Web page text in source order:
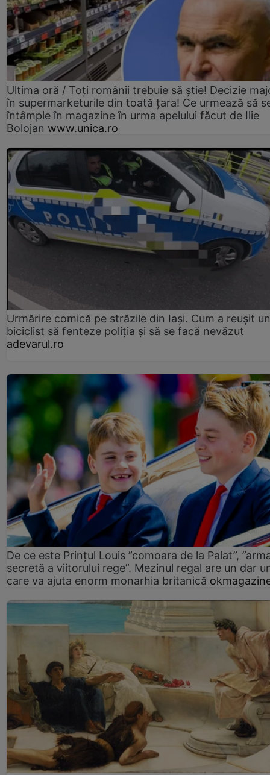
Ultima oră / Toți românii trebuie să știe! Decizie
în supermarketurile din toată țara! Ce urmează să
întâmple în magazine în urma apelului făcut de Ilie
Bolojan www.unica.ro
Urmărire comică pe străzile din Iași. Cum a reușit un
biciclist să fenteze poliția și să se facă nevăzut
adevarul.ro
De ce este Prințul Louis ”comoara de la Palat”,
secretă a viitorului rege”. Mezinul regal are un dar
care va ajuta enorm monarhia britanică